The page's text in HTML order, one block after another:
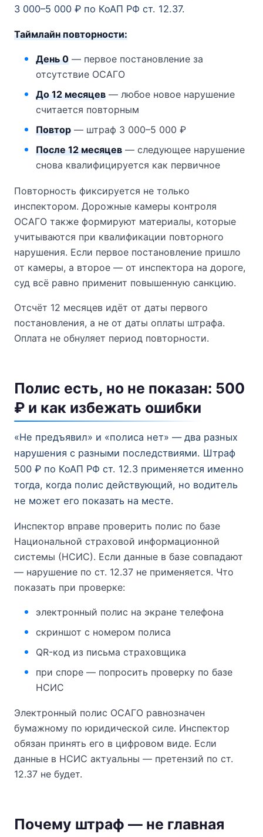
3 000–5 000 ₽ по КоАП РФ ст. 12.37.
Таймлайн повторности:
День 0— первое постановление за
отсутствие ОСАГО
До 12 месяцев— любое новое нарушение
считается повторным
Повтор— штраф 3 000–5 000 ₽
После 12 месяцев— следующее нарушение
снова квалифицируется как первичное
Повторность фиксируется не только
инспектором. Дорожные камеры контроля
ОСАГО также формируют материалы, которые
учитываются при квалификации повторного
нарушения. Если первое постановление пришло
от камеры, а второе — от инспектора на дороге,
суд всё равно применит повышенную санкцию.
Отсчёт 12 месяцев идёт от даты первого
постановления, а не от даты оплаты штрафа.
Оплата не обнуляет период повторности.
Полис есть, но не показан: 500
₽ и как избежать ошибки
«Не предъявил» и «полиса нет» — два разных
нарушения с разными последствиями. Штраф
500 ₽ по КоАП РФ ст. 12.3 применяется именно
тогда, когда полис действующий, но водитель
не может его показать на месте.
Инспектор вправе проверить полис по базе
Национальной страховой информационной
системы (НСИС). Если данные в базе совпадают
— нарушение по ст. 12.37 не применяется. Что
показать при проверке:
электронный полис на экране телефона
скриншот с номером полиса
QR-код из письма страховщика
при споре — попросить проверку по базе
НСИС
Электронный полис ОСАГО равнозначен
бумажному по юридической силе. Инспектор
обязан принять его в цифровом виде. Если
данные в НСИС актуальны — претензий по ст.
12.37 не будет.
Почему штраф — не главная